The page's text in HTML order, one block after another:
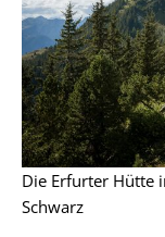
Die Erfurter Hütte
Schwarz